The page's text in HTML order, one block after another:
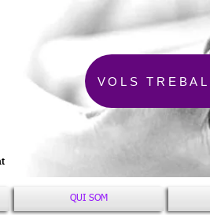
VOLS
QUI SOM